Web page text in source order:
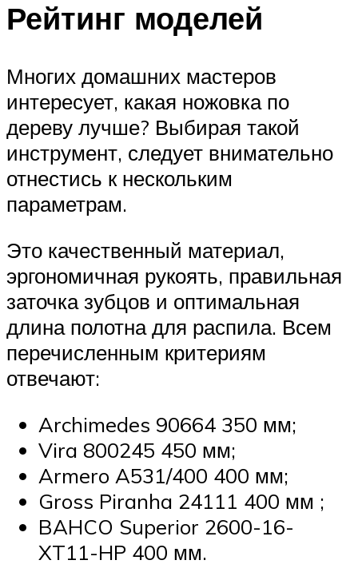
Рейтинг моделей
Многих домашних мастеров
интересует, какая ножовка по
дереву лучше? Выбирая такой
инструмент, следует внимательно
отнестись к нескольким
параметрам.
Это качественный материал,
эргономичная рукоять, правильная
заточка зубцов и оптимальная
длина полотна для распила. Всем
перечисленным критериям
отвечают:
Archimedes 90664 350 мм;
Vira 800245 450 мм;
Armero A531/400 400 мм;
Gross Piranha 24111 400 мм ;
BAHCO Superior 2600-16-
XT11-HP 400 мм.